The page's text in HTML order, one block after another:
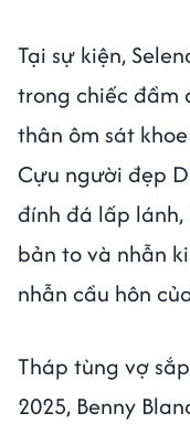
Tại sự kiện,
trong chiếc đầm
thân ôm sát
Cựu người đẹp
đính đá lấp
bản to và nhẫn
nhẫn cầu hôn
Tháp tùng vợ
2025, Benny